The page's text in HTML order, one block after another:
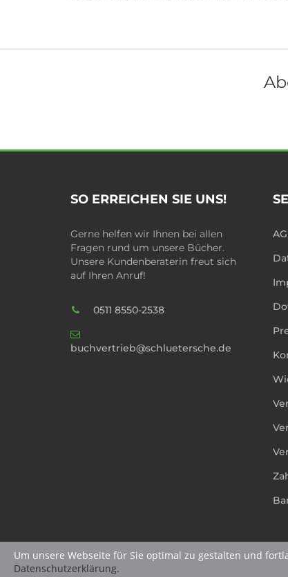
SO ERREICHEN SIE UNS!
Gerne helfen wir Ihnen bei allen
Fragen rund um unsere Bücher.
Unsere Kundenberaterin freut sich
auf Ihren Anruf!
0511 8550-2538
buchvertrieb@schluetersche.de
Um unsere Webseite für Sie optimal zu gestalten und
Datenschutzerklärung.